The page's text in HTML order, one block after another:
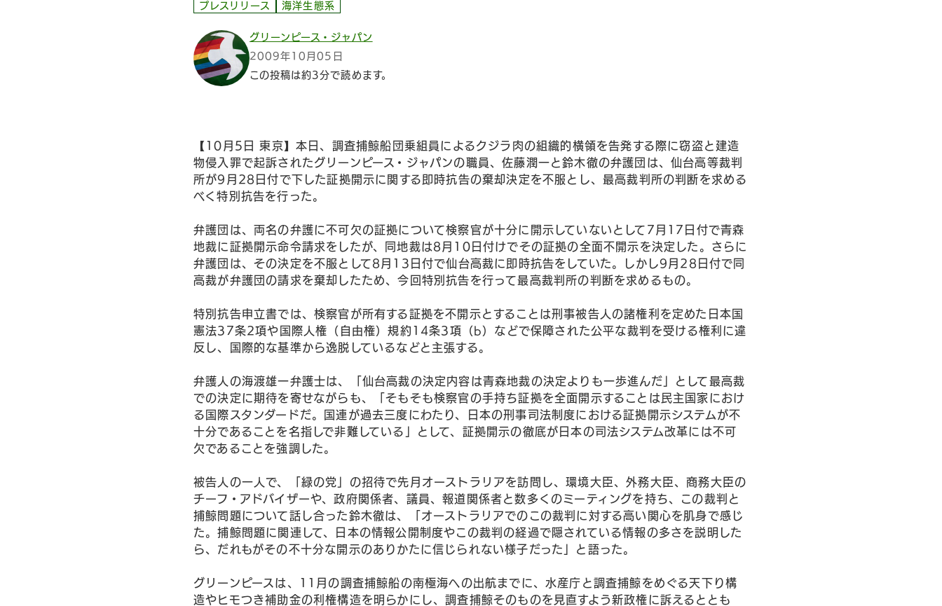
プレスリリース 海洋生態系
グリーンピース・ジャパン
2009年10月05日
この投稿は約3分で読めます。
【10月5日 東京】本日、調査捕鯨船団乗組員によるクジラ肉の組織的横領を告発する際に窃盗と建造
物侵入罪で起訴されたグリーンピース・ジャパンの職員、佐藤潤一と鈴木徹の弁護団は、仙台高等裁判
所が9月28日付で下した証拠開示に関する即時抗告の棄却決定を不服とし、最高裁判所の判断を求める
べく特別抗告を行った。
弁護団は、両名の弁護に不可欠の証拠について検察官が十分に開示していないとして7月17日付で青森
地裁に証拠開示命令請求をしたが、同地裁は8月10日付けでその証拠の全面不開示を決定した。さらに
弁護団は、その決定を不服として8月13日付で仙台高裁に即時抗告をしていた。しかし9月28日付で同
高裁が弁護団の請求を棄却したため、今回特別抗告を行って最高裁判所の判断を求めるもの。
特別抗告申立書では、検察官が所有する証拠を不開示とすることは刑事被告人の諸権利を定めた日本国
憲法37条2項や国際人権（自由権）規約14条3項（b）などで保障された公平な裁判を受ける権利に違
反し、国際的な基準から逸脱しているなどと主張する。
弁護人の海渡雄一弁護士は、「仙台高裁の決定内容は青森地裁の決定よりも一歩進んだ」として最高裁
での決定に期待を寄せながらも、「そもそも検察官の手持ち証拠を全面開示することは民主国家におけ
る国際スタンダードだ。国連が過去三度にわたり、日本の刑事司法制度における証拠開示システムが不
十分であることを名指しで非難している」として、証拠開示の徹底が日本の司法システム改革には不可
欠であることを強調した。
被告人の一人で、「緑の党」の招待で先月オーストラリアを訪問し、環境大臣、外務大臣、商務大臣の
チーフ・アドバイザーや、政府関係者、議員、報道関係者と数多くのミーティングを持ち、この裁判と
捕鯨問題について話し合った鈴木徹は、「オーストラリアでのこの裁判に対する高い関心を肌身で感じ
た。捕鯨問題に関連して、日本の情報公開制度やこの裁判の経過で隠されている情報の多さを説明した
ら、だれもがその不十分な開示のありかたに信じられない様子だった」と語った。
グリーンピースは、11月の調査捕鯨船の南極海への出航までに、水産庁と調査捕鯨をめぐる天下り構
造やヒモつき補助金の利権構造を明らかにし、調査捕鯨そのものを見直すよう新政権に訴えるととも